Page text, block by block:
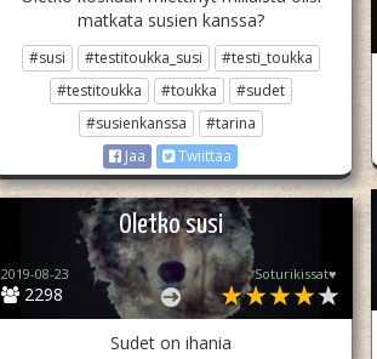
matkata susien kanssa?
#susi #testitoukka_susi
#testi_toukka
#testitoukka
#toukka
#sudet
#susienkanssa
#tarina
Jaa
Twiittaa
Oletko susi
2298
2019-08-23 Soturikissat♥
Sudet on ihania